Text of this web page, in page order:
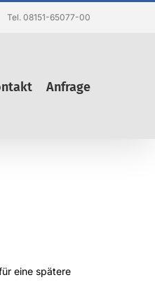
Tel. 08151-65077-00
Anfrage
eine spätere